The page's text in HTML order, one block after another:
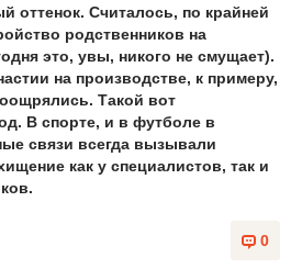
оттенок. Считалось, по крайней
родственников на
это, увы, никого не смущает).
на производстве, к примеру,
Такой вот
В спорте, и в футболе в
связи всегда вызывали
как у специалистов, так и
0